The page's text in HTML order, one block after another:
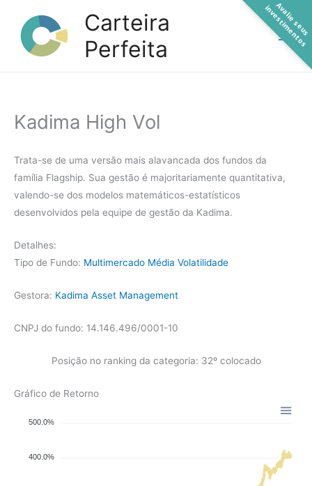
conteúdo
Carteira
Perfeita
Kadima High Vol
Trata-se de uma versão mais alavancada dos fundos da
família Flagship. Sua gestão é majoritariamente quantitativa,
valendo-se dos modelos matemáticos-estatísticos
desenvolvidos pela equipe de gestão da Kadima.
Detalhes:
Tipo de Fundo: Multimercado Média Volatilidade
Gestora: Kadima Asset Management
CNPJ do fundo: 14.146.496/0001-10
Posição no ranking da categoria: 32º colocado
Gráfico de Retorno
500.0%
400.0%
A
v
a
l
i
e
s
e
u
s
i
n
v
e
s
t
i
m
e
n
t
o
s